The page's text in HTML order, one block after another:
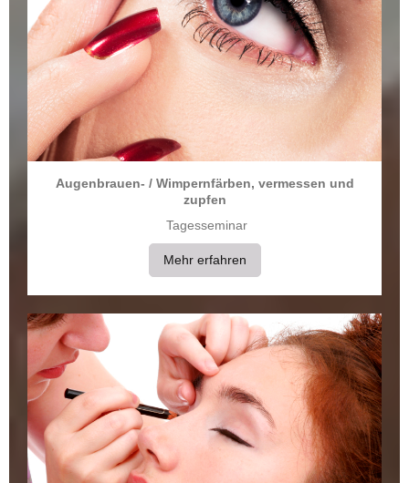
Augenbrauen- / Wimpernfärben, vermessen und
zupfen
Tagesseminar
Mehr erfahren